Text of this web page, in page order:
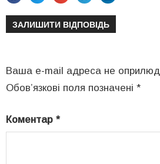
ЗАЛИШИТИ ВІДПОВІДЬ
Ваша e-mail адреса не
Обов’язкові поля позначені *
Коментар *